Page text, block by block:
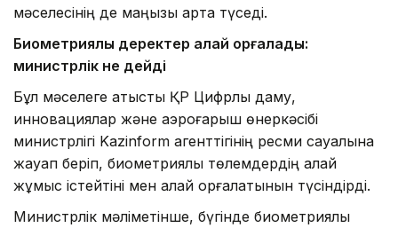
мәселесінің де маңызы арта түседі.
Биометриялық деректер қалай қорғалады:
министрлік не дейді
Бұл мәселеге қатысты ҚР Цифрлық даму,
инновациялар және аэроғарыш өнеркәсібі
министрлігі Kazinform агенттігінің ресми сауалына
жауап беріп, биометриялық төлемдердің қалай
жұмыс істейтіні мен қалай қорғалатынын түсіндірді.
Министрлік мәліметінше, бүгінде биометриялық